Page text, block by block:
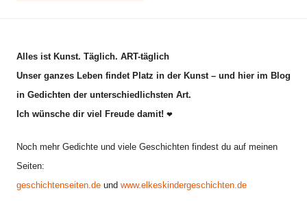
Alles ist Kunst. Täglich. ART-täglich
Unser ganzes Leben findet Platz in der Kunst – und hier im Blog
in Gedichten der unterschiedlichsten Art.
Ich wünsche dir viel Freude damit! ❤
Noch mehr Gedichte und viele Geschichten findest du auf meinen
Seiten:
geschichtenseiten.de und www.elkeskindergeschichten.de